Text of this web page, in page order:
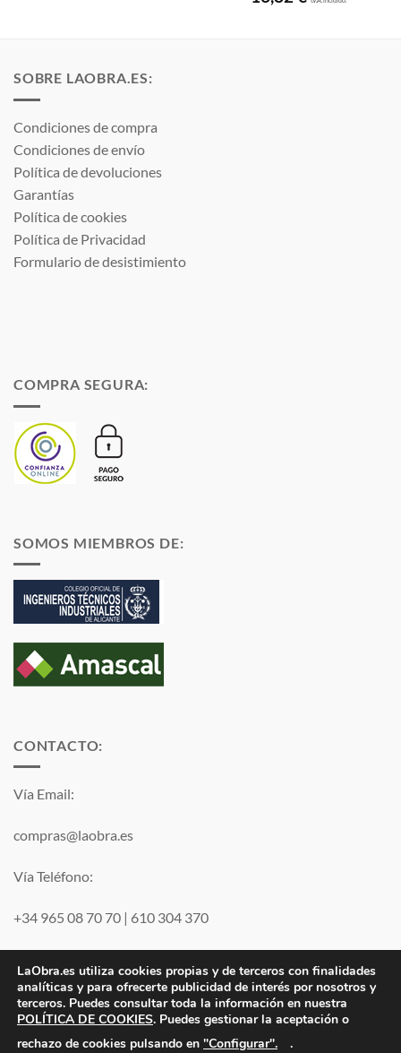
SOBRE LAOBRA.ES:
Condiciones de compra
Condiciones de envío
Política de devoluciones
Garantías
Política de cookies
Política de Privacidad
Formulario de desistimiento
COMPRA SEGURA:
SOMOS MIEMBROS DE:
CONTACTO:
Vía Email:
compras@laobra.es
Vía Teléfono:
+34 965 08 70 70 | 610 304 370
Visa PayPal MasterCard
LaObra.es utiliza cookies propias y de terceros con finalidades
analíticas y para ofrecerte publicidad de interés por nosotros y
terceros. Puedes consultar toda la información en nuestra
POLÍTICA DE COOKIES. Puedes gestionar la aceptación o
rechazo de cookies pulsando en "Configurar". .